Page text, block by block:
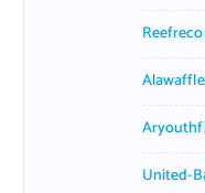
United-